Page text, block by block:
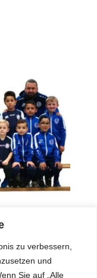
zu verbessern,
und
Sie auf „Alle